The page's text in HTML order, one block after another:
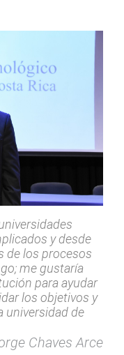
y desde
de los procesos
me gustaría
para ayudar
los objetivos y
universidad de
Chaves Arce